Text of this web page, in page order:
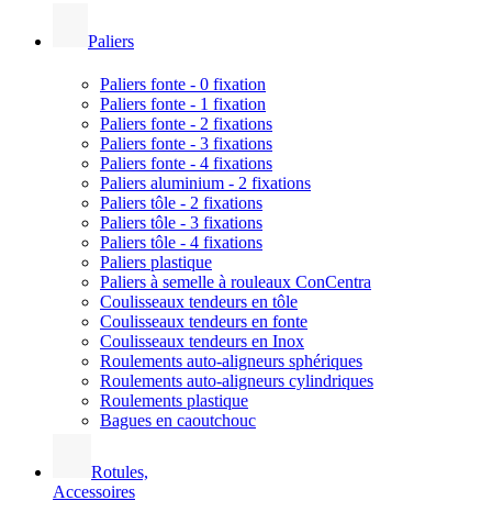
Paliers
Paliers fonte - 0 fixation
Paliers fonte - 1 fixation
Paliers fonte - 2 fixations
Paliers fonte - 3 fixations
Paliers fonte - 4 fixations
Paliers aluminium - 2 fixations
Paliers tôle - 2 fixations
Paliers tôle - 3 fixations
Paliers tôle - 4 fixations
Paliers plastique
Paliers à semelle à rouleaux ConCentra
Coulisseaux tendeurs en tôle
Coulisseaux tendeurs en fonte
Coulisseaux tendeurs en Inox
Roulements auto-aligneurs sphériques
Roulements auto-aligneurs cylindriques
Roulements plastique
Bagues en caoutchouc
Rotules,
Accessoires